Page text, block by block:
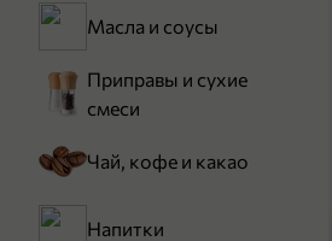
Масла и соусы
Приправы и сухие
смеси
Чай, кофе и какао
Напитки